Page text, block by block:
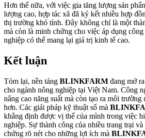
Hơn thế nữa, với việc gia tăng lượng sản
lượng cao, hợp tác xã đã ký kết nhiều hợp
thị trường khó tính. Đây không chỉ là một
mà còn là minh chứng cho việc áp dụng
nghiệp có thể mang lại giá trị kinh tế cao.
Kết luận
Tóm lại, nền tảng BLINKFARM đang mở
cho ngành nông nghiệp tại Việt Nam. Công
nâng cao năng suất mà còn tạo ra môi
hơn. Các giải pháp kỹ thuật số mà
khẳng định được vị thế của mình trong việc
nghiệp. Sự thành công của nhiều trang trại
chứng rõ nét cho những lợi ích mà